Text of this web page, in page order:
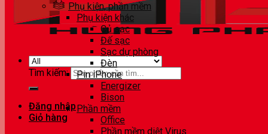
Tìm kiếm:
Đăng nhập
Giỏ hàng
Phụ kiện, phần mềm
Phụ kiện khác
Củ sạc
Đế sạc
Sạc dự phòng
Đèn
Pin iPhone
Energizer
Bison
Phần mềm
Office
Phần mềm diệt Virus